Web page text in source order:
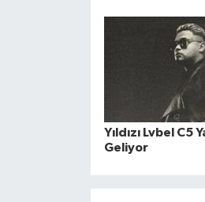
Yıldızı Lvbel C5
Geliyor